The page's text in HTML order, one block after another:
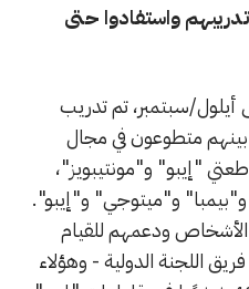
واستفادوا حتى
أيلول/سبتمبر، تم تدريب
متطوعون في مجال
"إيبو" و"مونتيبويز"،
و"بيمبا" و"ميتوجي" و"إيبو".
الأشخاص ودعمهم للقيام
اللجنة الدولية - وهؤلاء